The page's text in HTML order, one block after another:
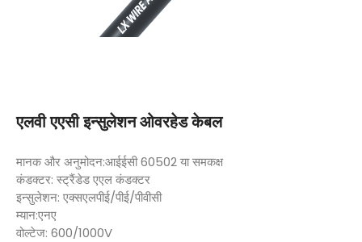
एलवी एएसी इन्सुलेशन ओवरहेड केबल
मानक और अनुमोदन:आईईसी 60502 या समकक्ष
कंडक्टर: स्ट्रैंडेड एएल कंडक्टर
इन्सुलेशन: एक्सएलपीई/पीई/पीवीसी
म्यान:एनए
वोल्टेज: 600/1000V